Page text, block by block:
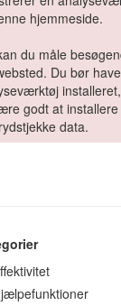
hjemmeside.
du måle
Du bør have
godt at
data.